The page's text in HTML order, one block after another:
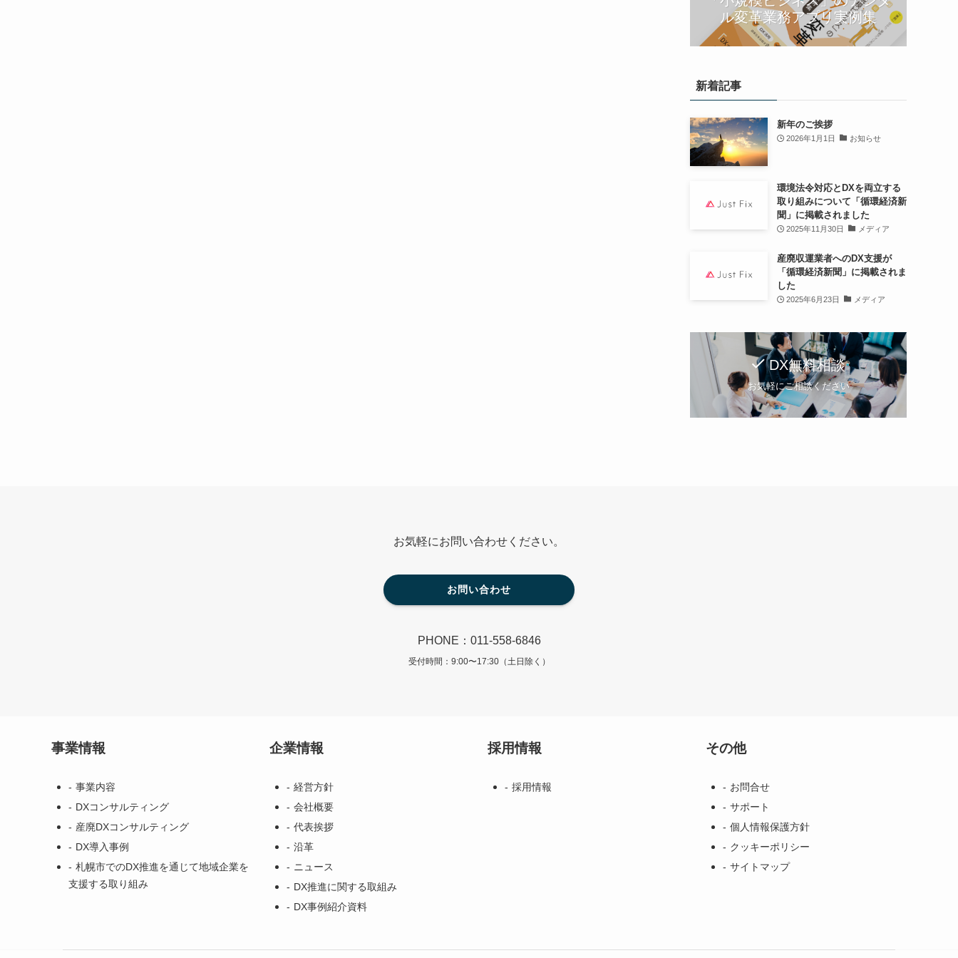
ル変革業務アプリ実例集
新着記事
新年のご挨拶
2026年1月1日 お知らせ
環境法令対応とDXを両立する
取り組みについて「循環経済新
聞」に掲載されました
2025年11月30日 メディア
産廃収運業者へのDX支援が
「循環経済新聞」に掲載されま
した
2025年6月23日 メディア
DX無料相談
お気軽にご相談ください
お気軽にお問い合わせください。
お問い合わせ
PHONE：011-558-6846
受付時間：9:00〜17:30（土日除く）
事業情報
事業内容
DXコンサルティング
産廃DXコンサルティング
DX導入事例
札幌市でのDX推進を通じて地域企業を
支援する取り組み
企業情報
経営方針
会社概要
代表挨拶
沿革
ニュース
DX推進に関する取組み
DX事例紹介資料
採用情報
採用情報
その他
お問合せ
サポート
個人情報保護方針
クッキーポリシー
サイトマップ